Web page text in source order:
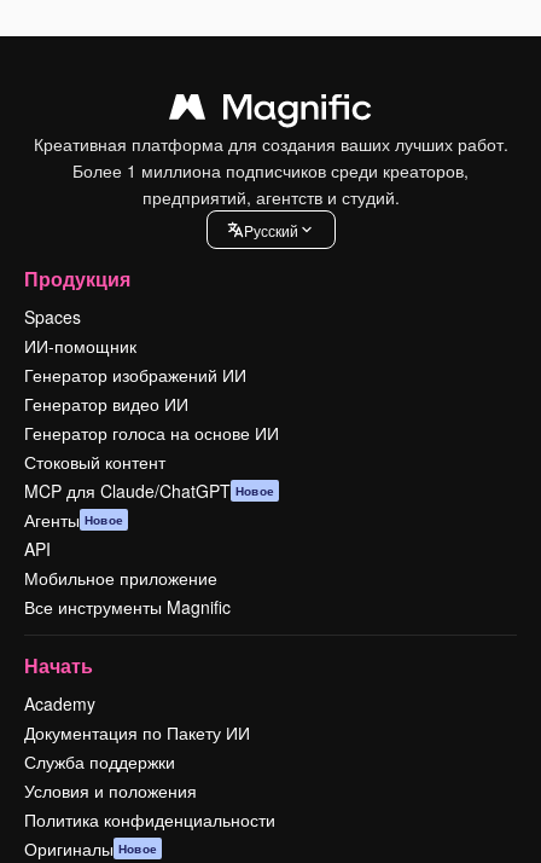
Креативная платформа для создания ваших лучших работ.
Более 1 миллиона подписчиков среди креаторов,
предприятий, агентств и студий.
Pусский
Продукция
Spaces
ИИ-помощник
Генератор изображений ИИ
Генератор видео ИИ
Генератор голоса на основе ИИ
Стоковый контент
MCP для Claude/ChatGPT Новое
Агенты Новое
API
Мобильное приложение
Все инструменты Magnific
Начать
Academy
Документация по Пакету ИИ
Служба поддержки
Условия и положения
Политика конфиденциальности
Оригиналы Новое